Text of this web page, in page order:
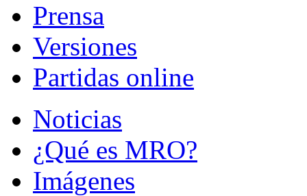
Prensa
Versiones
Partidas online
Noticias
¿Qué es MRO?
Imágenes